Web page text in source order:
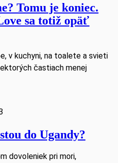
Tomu je koniec.
sa totiž opäť
v kuchyni, na toalete a svieti
častiach menej
do Ugandy?
dovoleniek pri mori,